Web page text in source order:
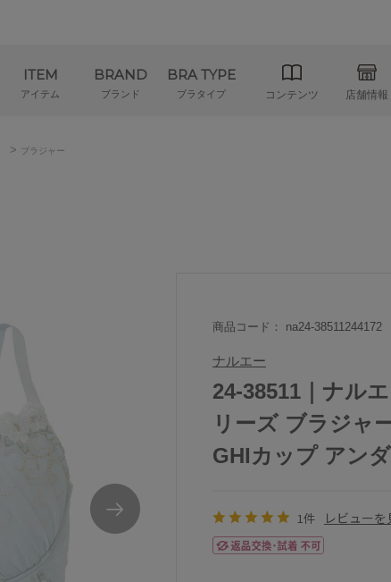
ITEM
アイテム
BRAND
ブランド
BRA TYPE
ブラタイプ コンテンツ 店舗情報
> ブラジャー
商品コード： na24-38511244172
ナルエー
24-38511｜ナル
リーズ ブラジャ
GHIカップ アン
1件 レビューを